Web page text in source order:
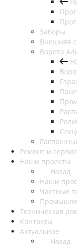
Заборы
Внешняя
Ворота
Ремонт и сервис
Наши проекты
Назад
Наши
Частные
Техническая
Контакты
Актуальное
Назад